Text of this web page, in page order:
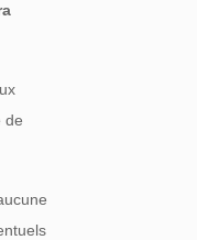
de